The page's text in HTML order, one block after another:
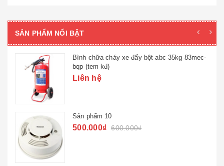
SẢN PHẨM NỔI BẬT
Bình chữa cháy xe đẩy bột abc 35kg 83mec-
bqp (tem kđ)
Liên hệ
Sản phẩm 10
500.000₫ 600.000₫